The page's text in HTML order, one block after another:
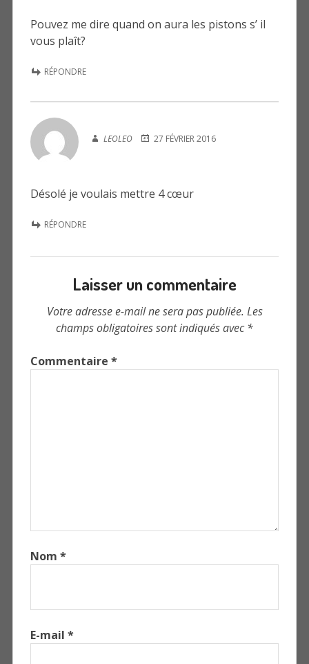
Pouvez me dire quand on aura les pistons s’ il
vous plaît?
RÉPONDRE
LEOLEO 27 FÉVRIER 2016
Désolé je voulais mettre 4 cœur
RÉPONDRE
Laisser un commentaire
Votre adresse e-mail ne sera pas publiée. Les
champs obligatoires sont indiqués avec*
Commentaire *
Nom *
E-mail *